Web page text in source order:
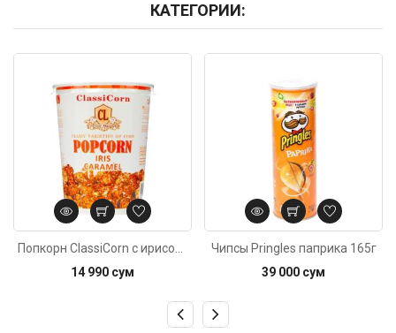
КАТЕГОРИИ:
14 990 сум
Чипсы Pringles паприка 165г
39 000 сум